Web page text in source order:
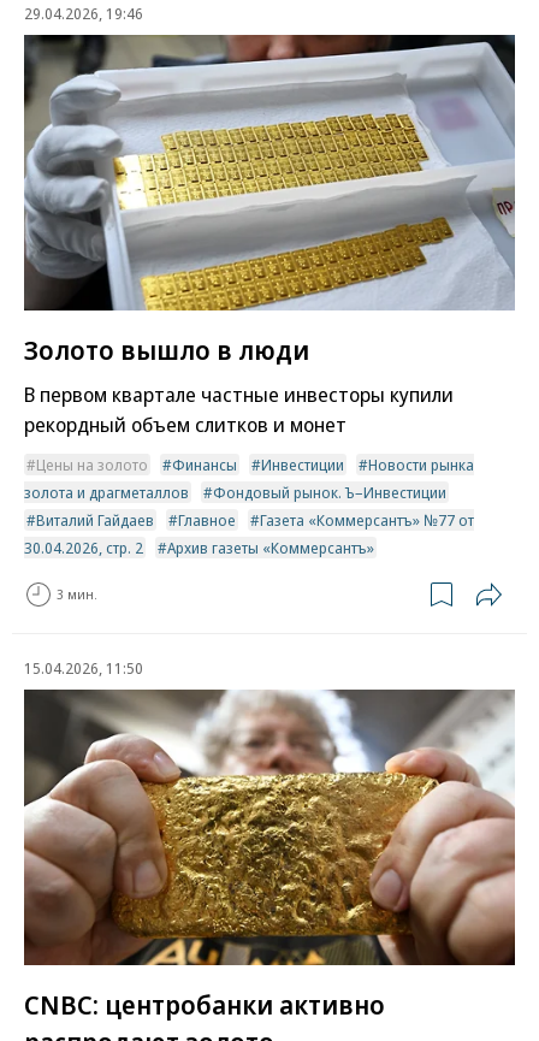
29.04.2026, 19:46
Золото вышло в люди
В первом квартале частные инвесторы купили
рекордный объем слитков и монет
Цены на золото Финансы Инвестиции
Новости рынка
золота и драгметаллов
Фондовый рынок. Ъ–Инвестиции
Виталий Гайдаев
Главное
Газета «Коммерсантъ» №77 от
30.04.2026, стр. 2
Архив газеты «Коммерсантъ»
3 мин.
15.04.2026, 11:50
CNBC: центробанки активно